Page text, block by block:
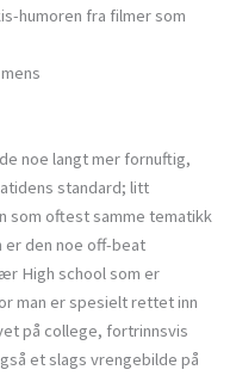
humoren fra filmer som
noe langt mer fornuftig,
standard; litt
som oftest samme tematikk
er den noe off-beat
High school som er
man er spesielt rettet inn
på college, fortrinnsvis
et slags vrengebilde på